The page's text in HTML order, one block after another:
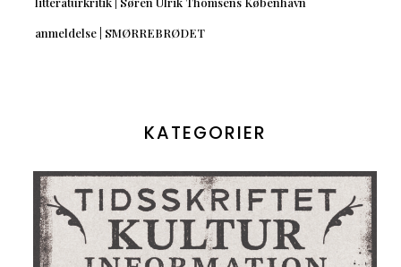
anmeldelse | SMØRREBRØDET
KATEGORIER